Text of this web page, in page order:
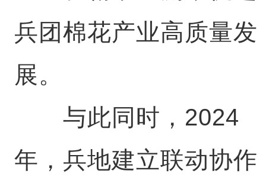
兵团棉花产业高质量发
展。
与此同时，2024
年，兵地建立联动协作